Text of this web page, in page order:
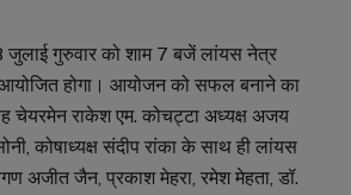
जुलाई गुरुवार को शाम 7 बजें लांयस नेत्र
होगा। आयोजन को सफल बनाने का
चेयरमेन राकेश एम. कोचट्टा अध्यक्ष अजय
कोषाध्यक्ष संदीप रांका के साथ ही लांयस
अजीत जैन, प्रकाश मेहरा, रमेश मेहता, डॉ.